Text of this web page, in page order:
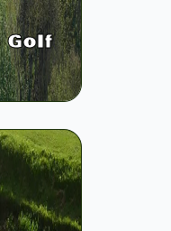
Golf